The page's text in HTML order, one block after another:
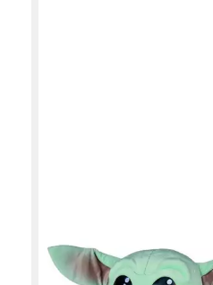
Plüschfigur Baby Yoda
Mandalorian The Child